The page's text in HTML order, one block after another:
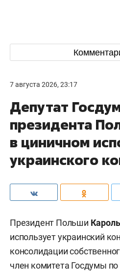
7 августа 2026, 23:17
Депутат
президента
в циничном
украинского
Президент Польши
использует украинский
консолидации
член комитета Госдумы